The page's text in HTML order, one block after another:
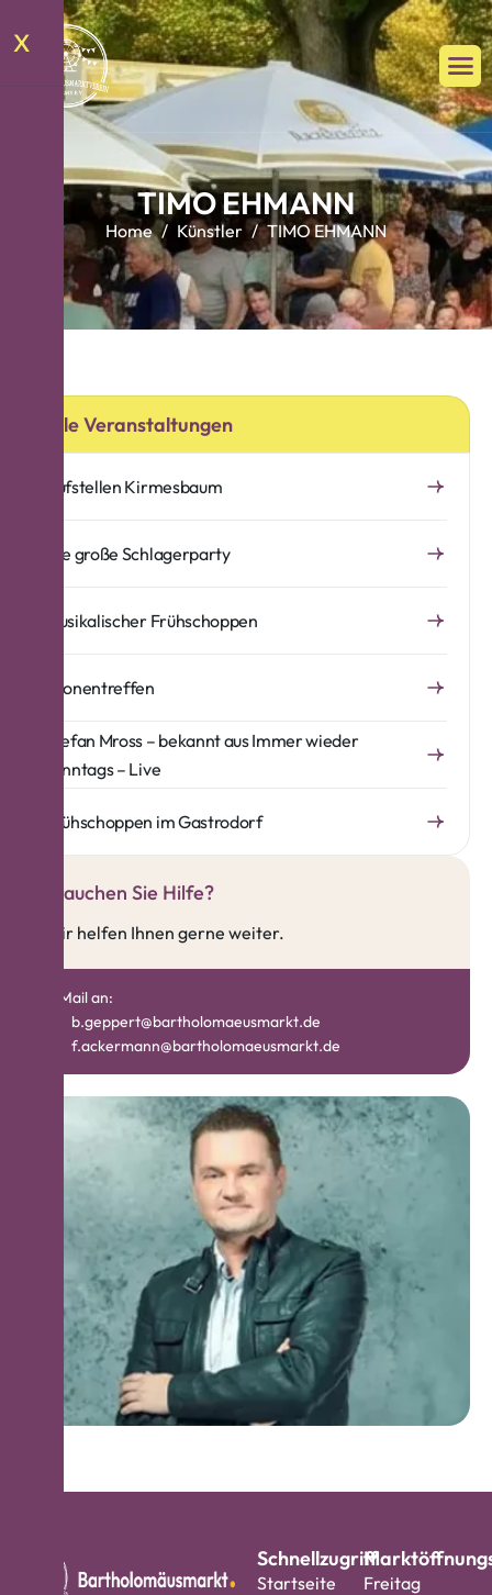
X
TIMOEHMANN
Home Künstler TIMO EHMANN
Alle Veranstaltungen
Aufstellen Kirmesbaum
Die große Schlagerparty
Musikalischer Frühschoppen
Kronentreffen
Stefan Mross – bekannt aus Immer wieder
sonntags – Live
Frühschoppen im Gastrodorf
Brauchen Sie Hilfe?
Wir helfen Ihnen gerne weiter.
E-Mail an:
b.geppert@bartholomaeusmarkt.de
f.ackermann@bartholomaeusmarkt.de
Schnellzugriff
Startseite
Freitag